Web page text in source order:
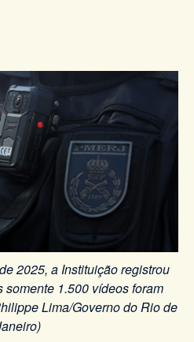
2025, a Instituição registrou
1.500 vídeos foram
Lima/Governo do Rio de